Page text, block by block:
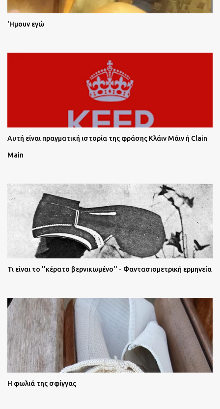
'Ημουν εγώ
Αυτή είναι πραγματική ιστορία της φράσης Κλάιν Μάιν ή Clain
Main
Τι είναι το ''κέρατο βερνικωμένο'' - Φαντασιομετρική ερμηνεία
Η φωλιά της σφίγγας